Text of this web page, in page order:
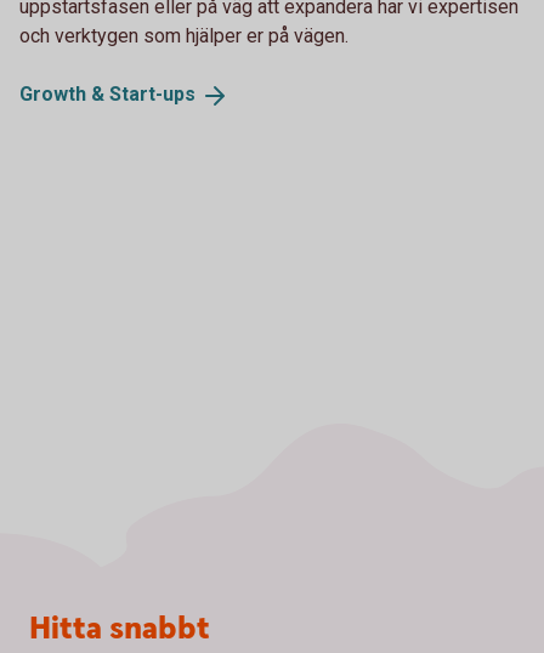
uppstartsfasen eller på väg att expandera har vi expertisen
och verktygen som hjälper er på vägen.
Growth & Start-ups
Sidfot
Hitta snabbt